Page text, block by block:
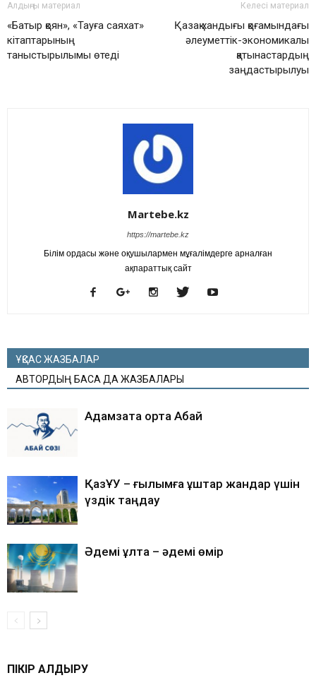
Алдыңғы материал
«Батыр қоян», «Тауға саяхат»
кітаптарының
таныстырылымы өтеді
Келесі материал
Қазақ хандығы қоғамындағы
әлеуметтік-экономикалық
қатынастардың
заңдастырылуы
Martebe.kz
https://martebe.kz
Білім ордасы және оқушылармен мұғалімдерге арналған
ақпараттық сайт
ҰҚСАС ЖАЗБАЛАР
АВТОРДЫҢ БАСҚА ДА ЖАЗБАЛАРЫ
Адамзатқа ортақ Абай
ҚазҰУ – ғылымға құштар жандар үшін
үздік таңдау
Әдемі ұлтқа – әдемі өмір
ПІКІР ҚАЛДЫРУ